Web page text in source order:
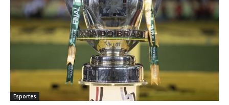
Esportes